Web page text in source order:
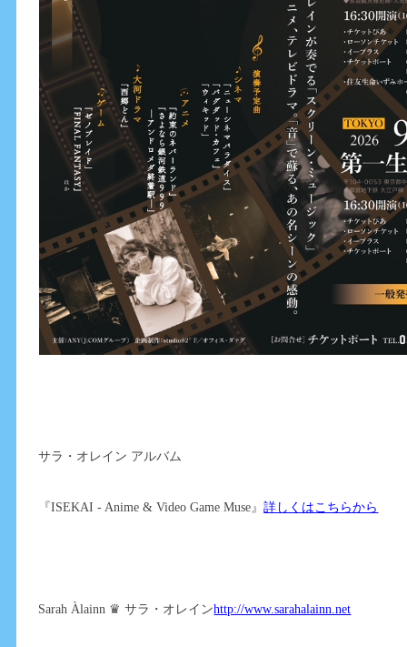
サラ・オレイン アルバム
『ISEKAI - Anime & Video Game Muse』詳しくはこちらから
Sarah Àlainn ♛ サラ・オレインhttp://www.sarahalainn.net